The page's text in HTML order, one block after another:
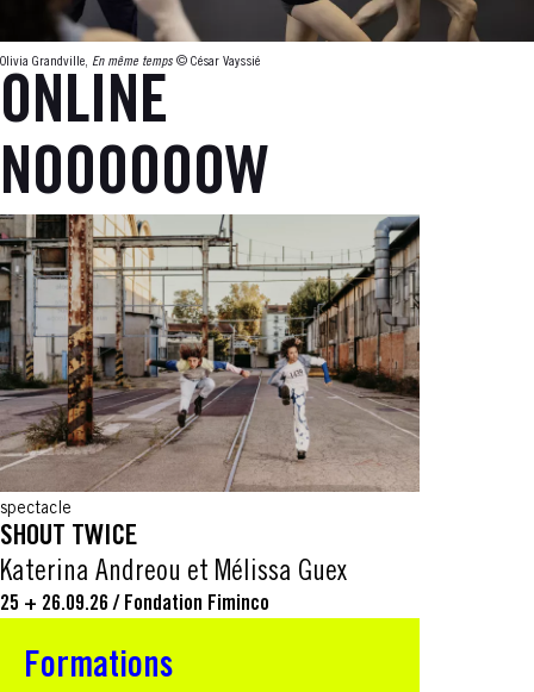
Olivia Grandville, En même temps © César Vayssié
ONLINE
NOOOOOOW
spectacle
SHOUT TWICE
Katerina Andreou et Mélissa Guex
25 + 26.09.26 / Fondation Fiminco
Formations